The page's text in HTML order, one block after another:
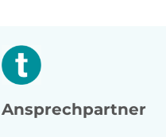
Ansprechpartner